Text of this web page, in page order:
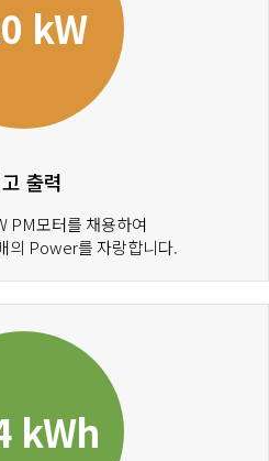
kW
출력
PM모터를 채용하여
의 Power를 자랑합니다.
kWh